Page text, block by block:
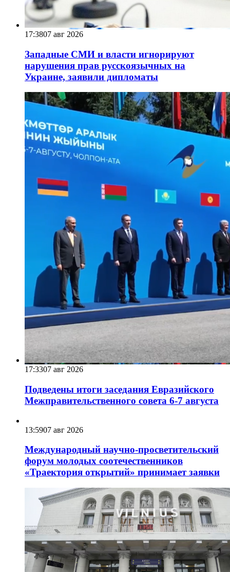
17:3807 авг 2026
Западные СМИ и власти игнорируют
нарушения прав русскоязычных на
Украине, заявили дипломаты
17:3307 авг 2026
Подведены итоги заседания Евразийского
Межправительственного совета 6-7 августа
13:5907 авг 2026
Международный научно-просветительский
форум молодых соотечественников
«Траектория открытий» принимает заявки